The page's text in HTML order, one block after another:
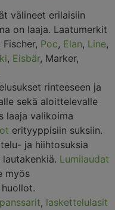
välineet erilaisiin
on laaja. Laatumerkit
Fischer, Poc, Elan, Line,
, Eisbär, Marker,
rinteeseen ja
sekä aloittelevalle
laaja valikoima
erityyppisiin suksiin.
ja hiihtosuksia
Lumilaudat
myös
huollot.
, laskettelulasit